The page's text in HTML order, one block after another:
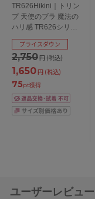
TR626Hikini｜トリン
プ 天使のブラ 魔法の
ハリ感 TR626シリー
ズ スタンダードショ
ーツ M/L/LL
2,750円(税込)
プライスダウン
1,650円 (税込)
75pt獲得
ユーザーレビュー